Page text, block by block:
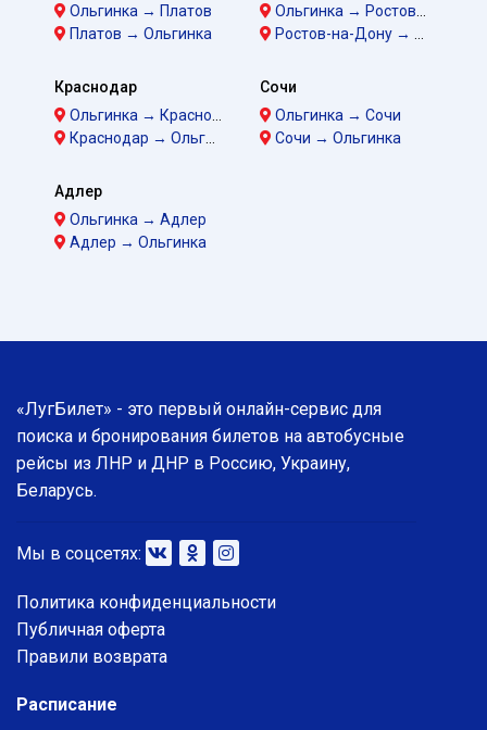
Ольгинка → Платов
Платов → Ольгинка
Ольгинка → Ростов-на-Дону
Ростов-на-Дону → Ольгинка
Краснодар
Ольгинка → Краснодар
Краснодар → Ольгинка
Сочи
Ольгинка → Сочи
Сочи → Ольгинка
Адлер
Ольгинка → Адлер
Адлер → Ольгинка
«ЛугБилет» - это первый онлайн-сервис для
поиска и бронирования билетов на автобусные
рейсы из ЛНР и ДНР в Россию, Украину,
Беларусь.
Мы в соцсетях:
Политика конфиденциальности
Публичная оферта
Правили возврата
Расписание